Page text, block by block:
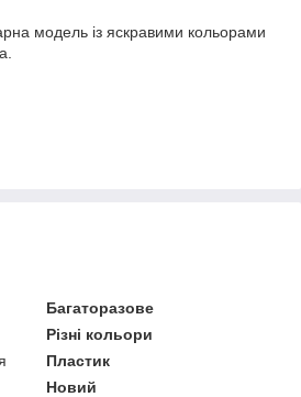
модель із яскравими кольорами
Багаторазове
Різні кольори
Пластик
Новий